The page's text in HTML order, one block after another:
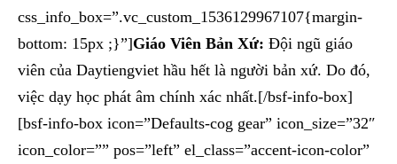
css_info_box=”.vc_custom_1536129967107{margin-
bottom: 15px ;}”]Giáo Viên Bản Xứ: Đội ngũ giáo
viên của Daytiengviet hầu hết là người bản xứ. Do đó,
việc dạy học phát âm chính xác nhất.[/bsf-info-box]
[bsf-info-box icon=”Defaults-cog gear” icon_size=”32″
icon_color=”” pos=”left” el_class=”accent-icon-color”